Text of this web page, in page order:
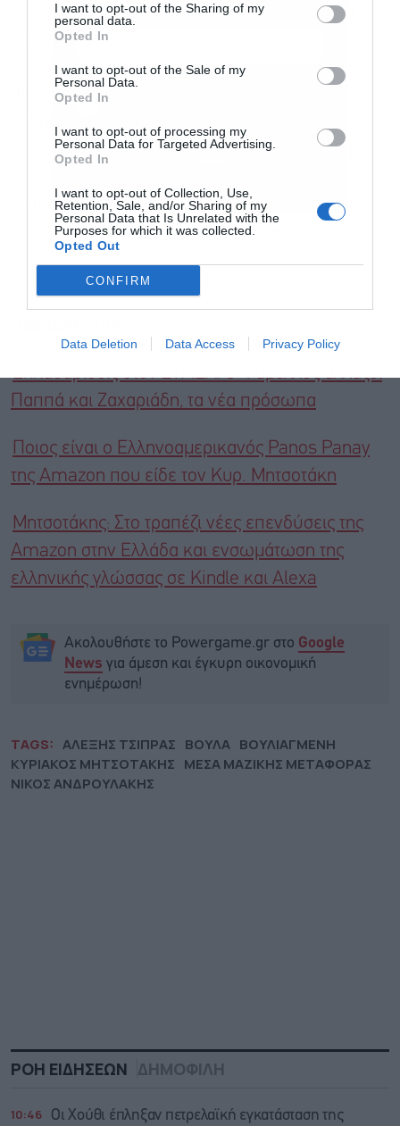
I want to opt-out of the Sharing of my
personal data.
Opted In
I want to opt-out of the Sale of my
Personal Data.
Opted In
I want to opt-out of processing my
Personal Data for Targeted Advertising.
Opted In
I want to opt-out of Collection, Use,
Retention, Sale, and/or Sharing of my
Personal Data that Is Unrelated with the
Purposes for which it was collected.
Opted Out
CONFIRM
Data Deletion Data Access Privacy Policy
χρέους να πλακώνει τη χώρα, και για πρώτη
φορά η Ελλάδα καταφέρνει να μειώσει το
δημόσιο χρέος της με τον γρηγορότερο ρυθμό
στην ιστορία. Έχουμε χρέος να μην
δυσθεώρητο χρέος που θα μας πνίξει. Έχουμε
φόρους και να στηρίξουμε τους πολίτες»,
υπογράμμισε ο Κυριάκος Μητσοτάκης.
Παππά και Ζαχαριάδη, τα νέα πρόσωπα
Ποιος είναι ο Ελληνοαμερικανός Panos Panay
της Amazon που είδε τον Κυρ. Μητσοτάκη
Μητσοτάκης: Στο τραπέζι νέες επενδύσεις της
Amazon στην Ελλάδα και ενσωμάτωση της
ελληνικής γλώσσας σε Kindle και Alexa
Ακολουθήστε το Powergame.gr στο Google
News για άμεση και έγκυρη οικονομική
ενημέρωση!
TAGS: ΑΛΕΞΗΣ ΤΣΙΠΡΑΣ ΒΟΥΛΑ ΒΟΥΛΙΑΓΜΕΝΗ
ΚΥΡΙΑΚΟΣ ΜΗΤΣΟΤΑΚΗΣ ΜΕΣΑ ΜΑΖΙΚΗΣ ΜΕΤΑΦΟΡΑΣ
ΝΙΚΟΣ ΑΝΔΡΟΥΛΑΚΗΣ
ΡΟΗ ΕΙΔΗΣΕΩΝ ΔΗΜΟΦΙΛΗ
10:46 Οι Χούθι έπληξαν πετρελαϊκή εγκατάσταση της
Αποδέχομαι τους